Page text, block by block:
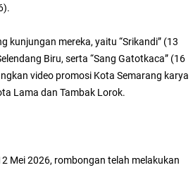
kunjungan mereka, yaitu “Srikandi” (13
Biru, serta “Sang Gatotkaca” (16
video promosi Kota Semarang karya
Lama dan Tambak Lorok.
Mei 2026, rombongan telah melakukan